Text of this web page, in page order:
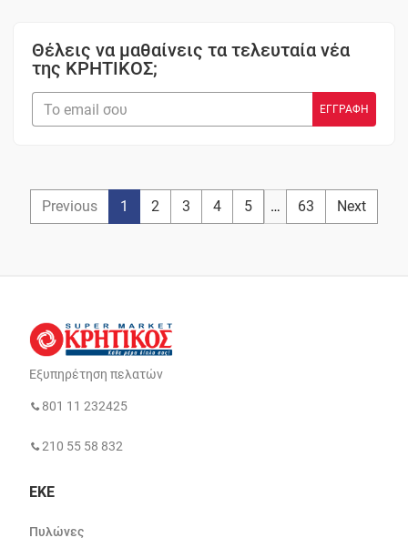
Θέλεις να μαθαίνεις τα τελευταία νέα
της ΚΡΗΤΙΚΟΣ;
Previous 1 2 3 4 5 … 63 Next
Εξυπηρέτηση πελατών
801 11 232425
210 55 58 832
ΕΚΕ
Πυλώνες